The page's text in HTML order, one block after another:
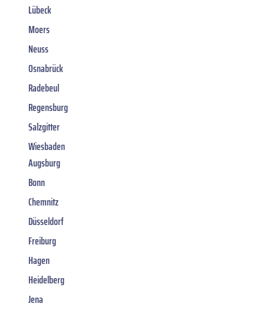
Lübeck
Moers
Neuss
Osnabrück
Radebeul
Regensburg
Salzgitter
Wiesbaden
Augsburg
Bonn
Chemnitz
Düsseldorf
Freiburg
Hagen
Heidelberg
Jena